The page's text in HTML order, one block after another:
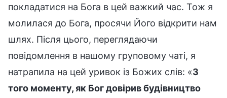
покладатися на Бога в цей важкий час. Тож я
молилася до Бога, просячи Його відкрити нам
шлях. Після цього, переглядаючи
повідомлення в нашому груповому чаті, я
натрапила на цей уривок із Божих слів: «З
того моменту, як Бог довірив будівництво